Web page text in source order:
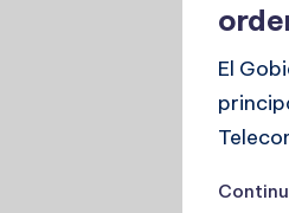
El